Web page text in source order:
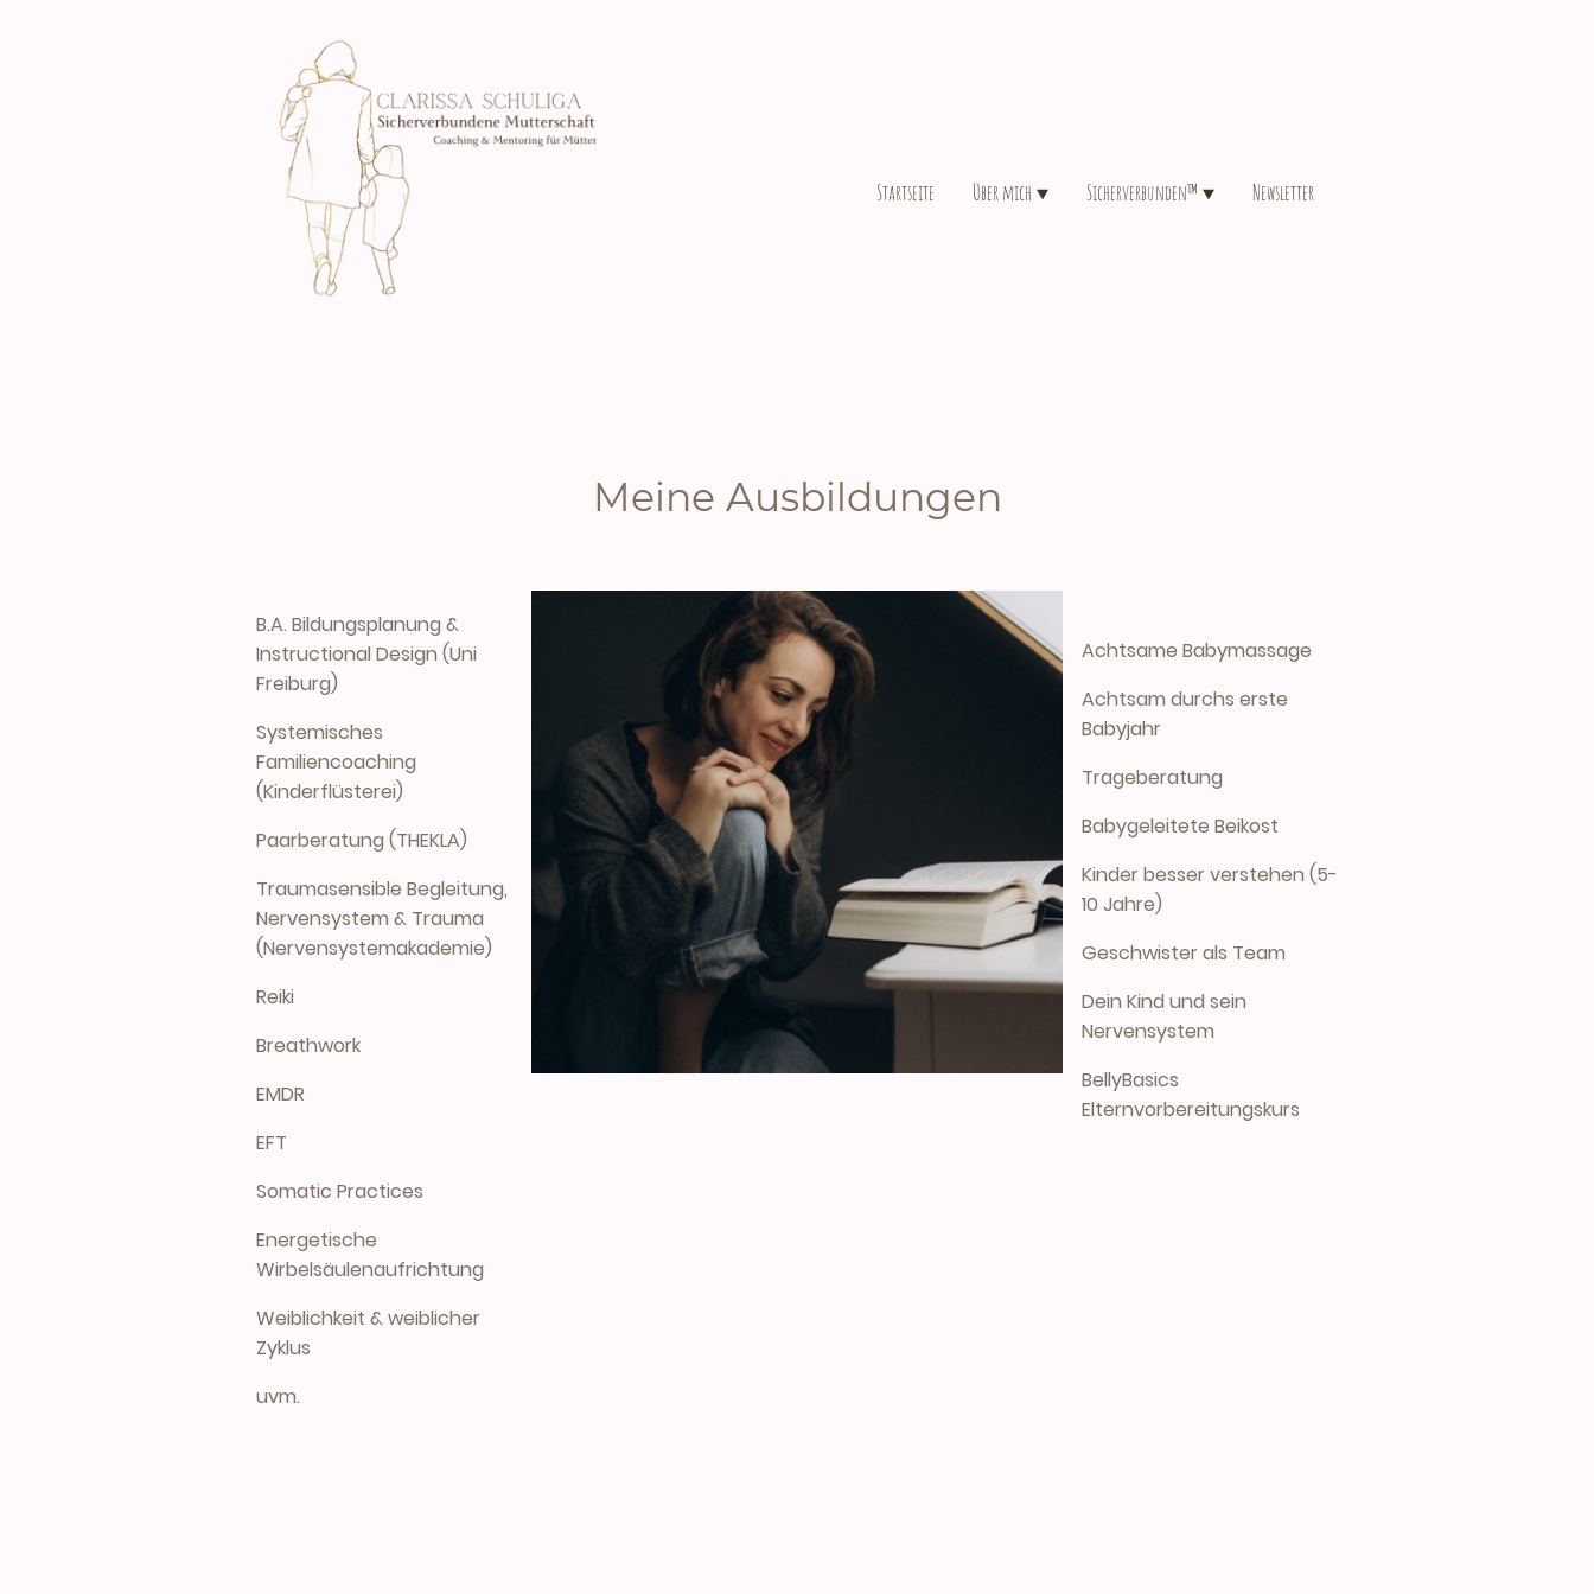
Startseite Über mich Sicherverbunden™ Newsletter
Meine Ausbildungen
B.A. Bildungsplanung &
Instructional Design (Uni
Freiburg)
Systemisches
Familiencoaching
(Kinderflüsterei)
Paarberatung (THEKLA)
Traumasensible Begleitung,
Nervensystem & Trauma
(Nervensystemakademie)
Reiki
Breathwork
EMDR
EFT
Somatic Practices
Energetische
Wirbelsäulenaufrichtung
Weiblichkeit & weiblicher
Zyklus
uvm.
Achtsame Babymassage
Achtsam durchs erste
Babyjahr
Trageberatung
Babygeleitete Beikost
Kinder besser verstehen (5-
10 Jahre)
Geschwister als Team
Dein Kind und sein
Nervensystem
BellyBasics
Elternvorbereitungskurs